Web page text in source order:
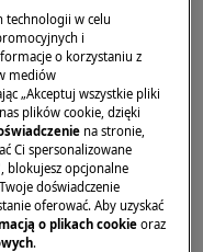
PRĄDEM
naprawy
i odłącz
technologii w celu
i
o korzystaniu z
mediów
„Akceptuj wszystkie pliki
plików cookie, dzięki
na stronie,
Ci spersonalizowane
blokujesz opcjonalne
doświadczenie
oferować. Aby uzyskać
o plikach cookie oraz
.